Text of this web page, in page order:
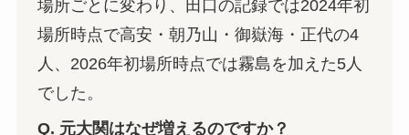
場所ごとに変わり、田口の記録では2024年初
場所時点で高安・朝乃山・御嶽海・正代の4
人、2026年初場所時点では霧島を加えた5人
でした。
Q. 元大関はなぜ増えるのですか？